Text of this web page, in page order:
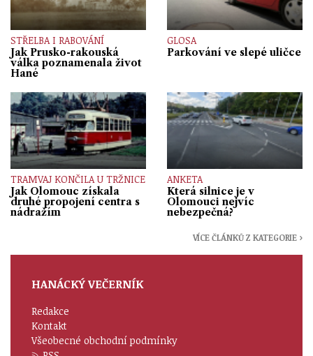
STŘELBA I RABOVÁNÍ
Jak Prusko-rakouská
válka poznamenala život
Hané
GLOSA
Parkování ve slepé uličce
TRAMVAJ KONČILA U TRŽNICE
Jak Olomouc získala
druhé propojení centra s
nádražím
ANKETA
Která silnice je v
Olomouci nejvíc
nebezpečná?
VÍCE ČLÁNKŮ Z KATEGORIE ›
HANÁCKÝ VEČERNÍK
Redakce
Kontakt
Všeobecné obchodní podmínky